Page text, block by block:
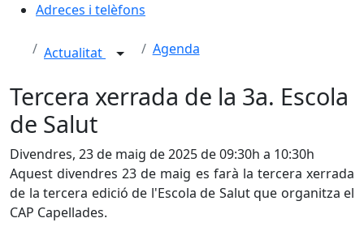
Adreces i telèfons
Actualitat Agenda
Tercera xerrada de la 3a. Escola
de Salut
Divendres, 23 de maig de 2025 de 09:30h a 10:30h
Aquest divendres 23 de maig es farà la tercera xerrada
de la tercera edició de l'Escola de Salut que organitza el
CAP Capellades.